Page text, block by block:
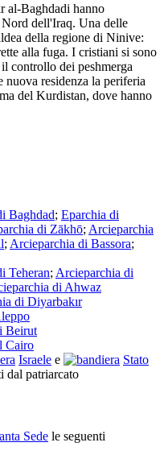
al-Baghdadi hanno
dell'Iraq. Una delle
della regione di Ninive:
alla fuga. I cristiani si sono
controllo dei peshmerga
residenza la periferia
del Kurdistan, dove hanno
Baghdad; Eparchia di
di Zākhō; Arcieparchia
; Arcieparchia di Bassora;
Teheran; Arcieparchia di
di Ahwaz
di Diyarbakır
Beirut
Cairo
Israele e
Stato
dal patriarcato
Sede le seguenti